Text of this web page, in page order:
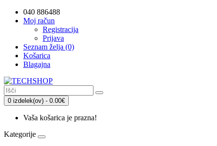
040 886488
Moj račun
Registracija
Prijava
Seznam želja (0)
Košarica
Blagajna
0 izdelek(ov) - 0.00€
Vaša košarica je prazna!
Kategorije